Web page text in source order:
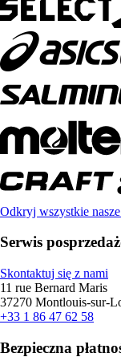
Odkryj wszystkie
Serwis
Skontaktuj się z nami
11 rue Bernard Maris
37270 Montlouis-sur-
+33 1 86 47 62 58
Bezpieczna